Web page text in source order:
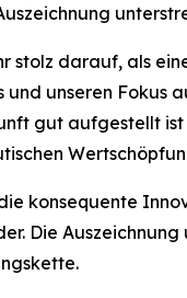
stolz darauf, als
unseren Fokus
gut aufgestellt
konsequente
Die